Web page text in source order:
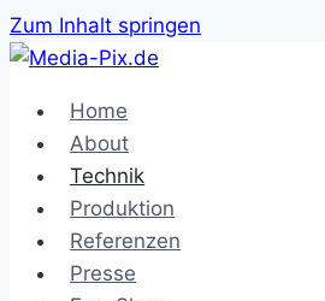
Zum Inhalt springen
Home
About
Technik
Produktion
Referenzen
Presse